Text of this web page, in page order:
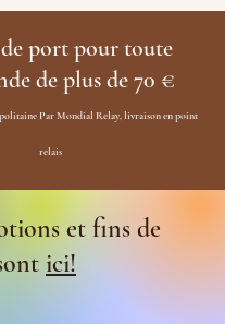
port pour toute
de plus de 70 €
Par Mondial Relay, livraison en point
relais
et fins de
ici!